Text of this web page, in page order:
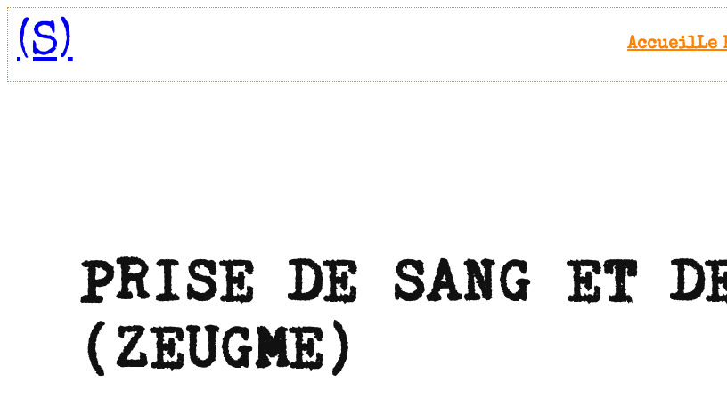
Aller
au
contenu
(S) AccueilLe
PRISE DE SANG ET
(ZEUGME)